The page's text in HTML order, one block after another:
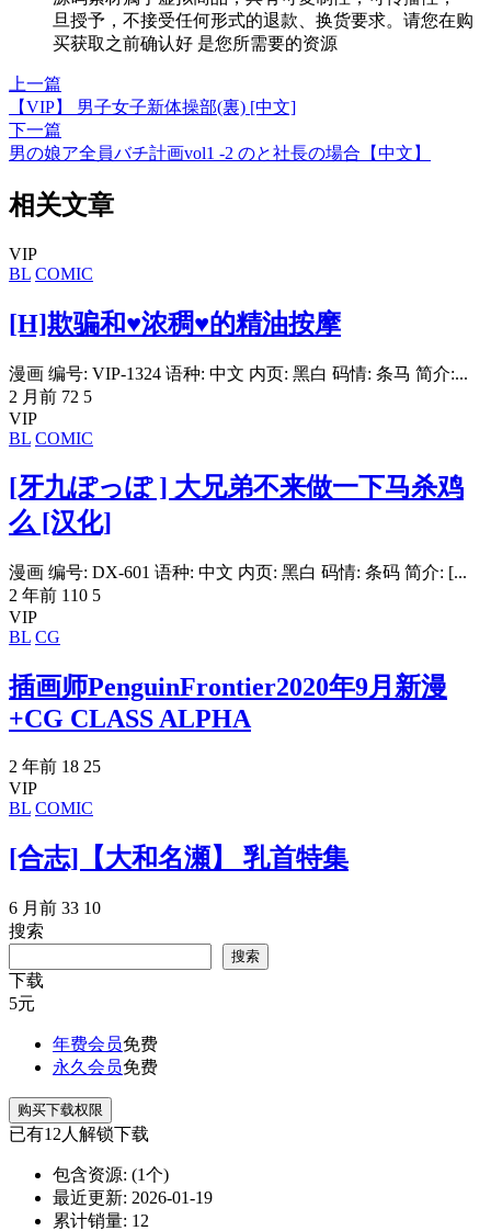
旦授予，不接受任何形式的退款、换货要求。请您在购
买获取之前确认好 是您所需要的资源
上一篇
【VIP】 男子女子新体操部(裏) [中文]
下一篇
男の娘ア全員バチ計画vol1 -2 のと社長の場合【中文】
相关文章
VIP
BL COMIC
[H]欺骗和♥浓稠♥的精油按摩
漫画 编号: VIP-1324 语种: 中文 内页: 黑白 码情: 条马 简介:...
2 月前 72 5
VIP
BL COMIC
[牙九ぽっぽ ] 大兄弟不来做一下马杀鸡
么 [汉化]
漫画 编号: DX-601 语种: 中文 内页: 黑白 码情: 条码 简介: [...
2 年前 110 5
VIP
BL CG
插画师PenguinFrontier2020年9月新漫
+CG CLASS ALPHA
2 年前 18 25
VIP
BL COMIC
[合志]【大和名瀬】 乳首特集
6 月前 33 10
搜索
搜索
下载
5元
年费会员免费
永久会员免费
购买下载权限
已有12 人解锁下载
包含资源: (1个)
最近更新: 2026-01-19
累计销量: 12